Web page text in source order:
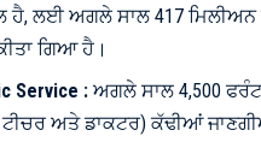
ਹੈ, ਲਈ ਅਗਲੇ ਸਾਲ 417 ਮਿਲੀਅਨ
ਗਿਆ ਹੈ।
Service :ਅਗਲੇ ਸਾਲ 4,500
ਟੀਚਰ ਅਤੇ ਡਾਕਟਰ) ਕੱਢੀਆਂ